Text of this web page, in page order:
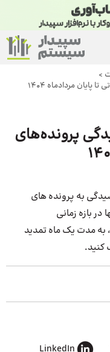
>
مردادماه 1404
پرونده‌‌های
به پرونده های
بازه زمانی
لغایت 1404/05/31 است، به مدت یک ماه تمدید
کنید.